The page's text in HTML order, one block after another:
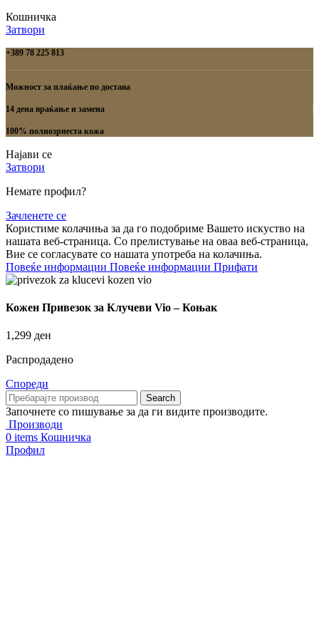
Кошничка
Затвори
+389 78 225 813
Можност за плаќање по достава
14 дена враќање и замена
100% полнозрнеста кожа
Најави се
Затвори
Немате профил?
Зачленете се
Користиме колачиња за да го подобриме Вашето искуство на
нашата веб-страница. Со прелистување на оваа веб-страница,
Вие се согласувате со нашата употреба на колачиња.
Повеќе информации Повеќе информации Прифати
Кожен Привезок за Клучеви Vio – Коњак
1,299 ден
Распродадено
Спореди
Search
Започнете со пишување за да ги видите производите.
Производи
0 items Кошничка
Профил